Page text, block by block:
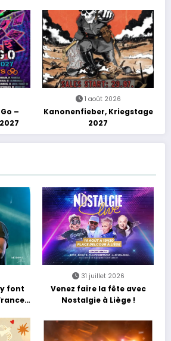
découvertes et énergie
reggae
–
1 août 2026
Kanonenfieber, Kriegstage
2027
font
31 juillet 2026
Venez faire la fête avec
Nostalgie à Liège !